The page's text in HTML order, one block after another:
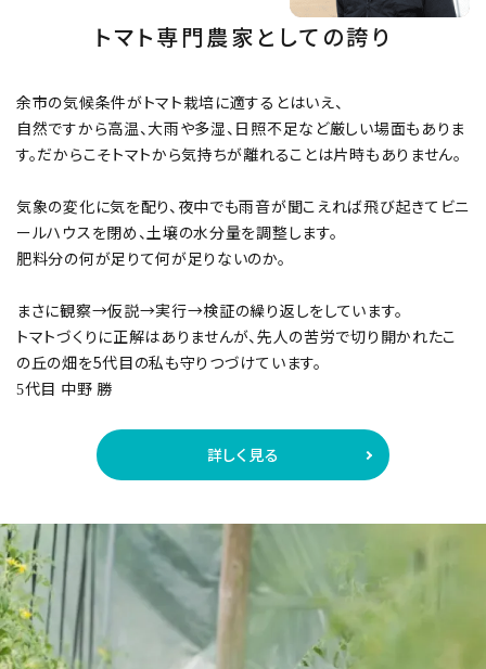
トマト専門農家としての誇り
余市の気候条件がトマト栽培に適するとはいえ、
自然ですから高温、大雨や多湿、日照不足など厳しい場面もありま
す。だからこそトマトから気持ちが離れることは片時もありません。
気象の変化に気を配り、夜中でも雨音が聞こえれば飛び起きてビニ
ールハウスを閉め、土壌の水分量を調整します。
肥料分の何が足りて何が足りないのか。
まさに観察→仮説→実行→検証の繰り返しをしています。
トマトづくりに正解はありませんが、先人の苦労で切り開かれたこ
の丘の畑を5代目の私も守りつづけています。
5代目 中野 勝
詳しく見る